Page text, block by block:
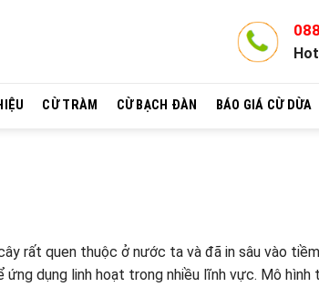
CỪ TRÀM CỪ BẠCH ĐÀN BÁO GIÁ CỪ DỪA
rất quen thuộc ở nước ta và đã in sâu vào
ứng dụng linh hoạt trong nhiều lĩnh vực. Mô